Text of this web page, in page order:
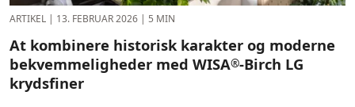
ARTIKEL | 13. FEBRUAR 2026 | 5 MIN
At kombinere historisk karakter og moderne
bekvemmeligheder med WISA®‑Birch LG
krydsfiner